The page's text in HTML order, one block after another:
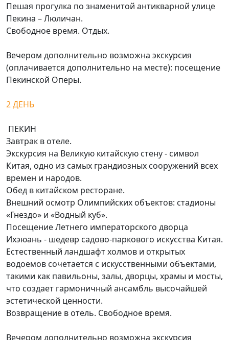
Пешая прогулка по знаменитой антикварной улице
Пекина – Люличан.
Свободное время. Отдых.
Вечером дополнительно возможна экскурсия
(оплачивается дополнительно на месте): посещение
Пекинской Оперы.
2 ДЕНЬ
ПЕКИН
Завтрак в отеле.
Экскурсия на Великую китайскую стену - символ
Китая, одно из самых грандиозных сооружений всех
времен и народов.
Обед в китайском ресторане.
Внешний осмотр Олимпийских объектов: стадионы
«Гнездо» и «Водный куб».
Посещение Летнего императорского дворца
Ихэюань - шедевр садово-паркового искусства Китая.
Естественный ландшафт холмов и открытых
водоемов сочетается с искусственными объектами,
такими как павильоны, залы, дворцы, храмы и мосты,
что создает гармоничный ансамбль высочайшей
эстетической ценности.
Возвращение в отель. Свободное время.
Вечером дополнительно возможна экскурсия